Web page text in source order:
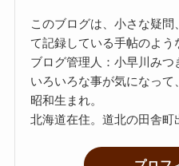
このブログは、小さな疑
て記録している手帖のよう
ブログ管理人：小早川みつ
いろいろな事が気になって
昭和生まれ。
北海道在住。道北の田舎町